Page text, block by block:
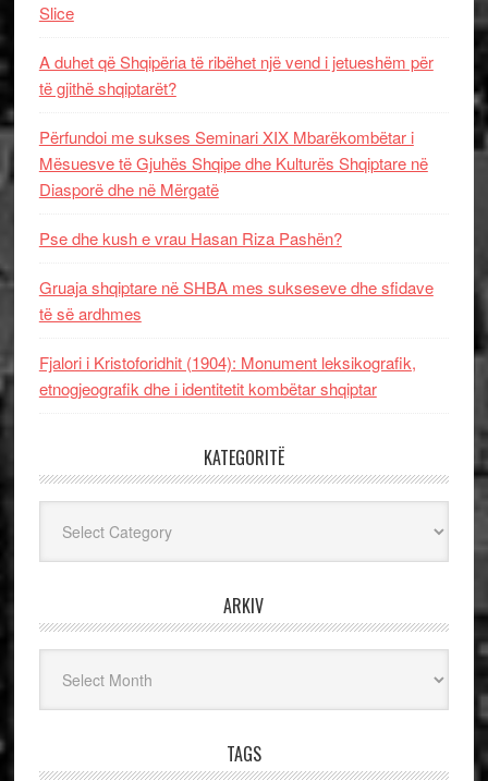
Slice
A duhet që Shqipëria të ribëhet një vend i jetueshëm për
të gjithë shqiptarët?
Përfundoi me sukses Seminari XIX Mbarëkombëtar i
Mësuesve të Gjuhës Shqipe dhe Kulturës Shqiptare në
Diasporë dhe në Mërgatë
Pse dhe kush e vrau Hasan Riza Pashën?
Gruaja shqiptare në SHBA mes sukseseve dhe sfidave
të së ardhmes
Fjalori i Kristoforidhit (1904): Monument leksikografik,
etnogjeografik dhe i identitetit kombëtar shqiptar
KATEGORITË
ARKIV
TAGS